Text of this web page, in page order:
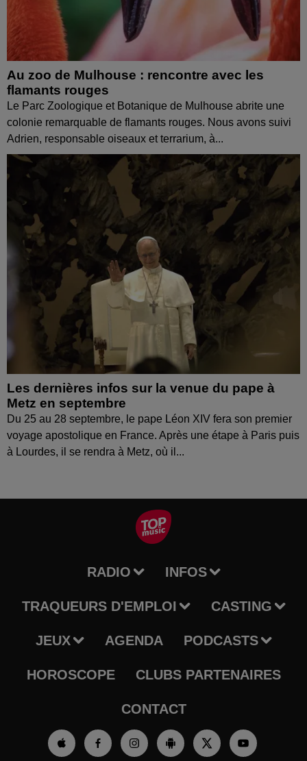
Au zoo de Mulhouse : rencontre avec les
flamants rouges
Le Parc Zoologique et Botanique de Mulhouse abrite une
colonie remarquable de flamants rouges. Nous avons suivi
Adrien, responsable oiseaux et terrarium, à...
Les dernières infos sur la venue du pape à
Metz en septembre
Du 25 au 28 septembre, le pape Léon XIV fera son premier
voyage apostolique en France. Après une étape à Paris puis
à Lourdes, il se rendra à Metz, où il...
RADIO INFOS
TRAQUEURS D'EMPLOI CASTING
JEUX AGENDA PODCASTS
HOROSCOPE CLUBS PARTENAIRES
CONTACT